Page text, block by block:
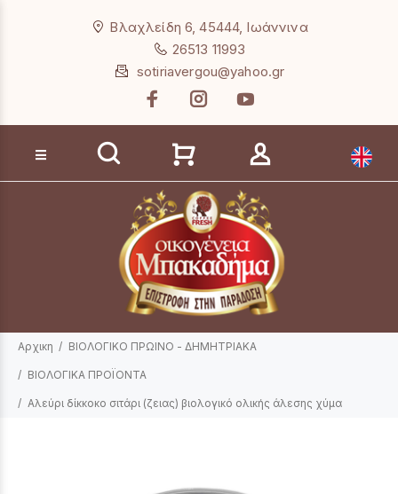
Βλαχλείδη 6, 45444, Ιωάννινα
26513 11993
sotiriavergou@yahoo.gr
Αναζήτηση προϊόντων
Αρχικη ΒΙΟΛΟΓΙΚΟ ΠΡΩΙΝΟ - ΔΗΜΗΤΡΙΑΚΑ
ΒΙΟΛΟΓΙΚΑ ΠΡΟΪΟΝΤΑ
Αλεύρι δίκκοκο σιτάρι (ζειας) βιολογικό ολικής άλεσης χύμα